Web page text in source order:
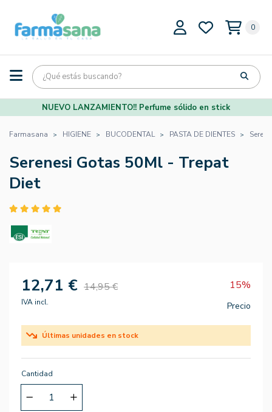
0
NUEVO LANZAMIENTO!! Perfume sólido en stick
Farmasana HIGIENE BUCODENTAL PASTA DE DIENTES
Serenesi Gotas 50Ml - Trepat
Diet
12,71 € 14,95 € 15%
IVA incl. Precio
Últimas unidades en stock
Cantidad